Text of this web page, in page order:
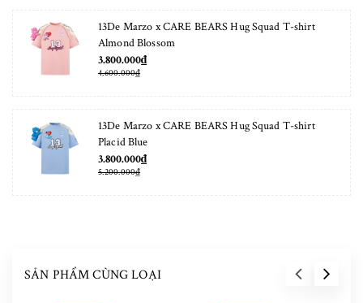
13De Marzo x CARE BEARS Hug Squad T-shirt
Almond Blossom
3.800.000₫
4.600.000₫
13De Marzo x CARE BEARS Hug Squad T-shirt
Placid Blue
3.800.000₫
5.200.000₫
SẢN PHẨM CÙNG LOẠI